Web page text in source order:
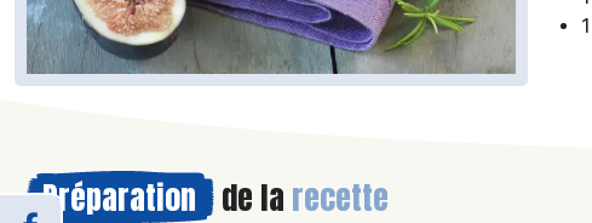
Préparation de la recette